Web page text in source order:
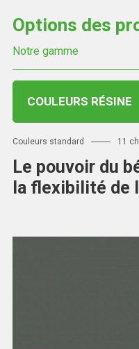
Options des
Notre gamme
COULEURS RÉSINE
Couleurs standard 11
Le pouvoir du
la flexibilité de